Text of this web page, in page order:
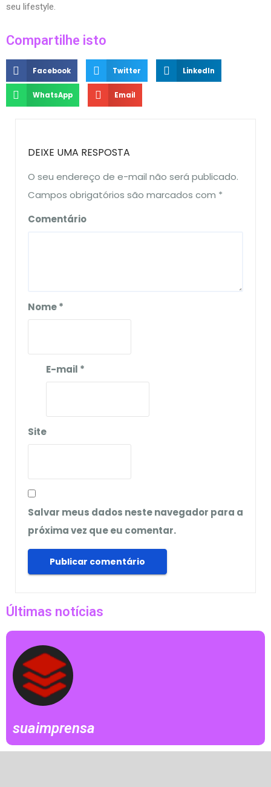
seu lifestyle.
Compartilhe isto
Facebook Twitter LinkedIn
WhatsApp Email
DEIXE UMA RESPOSTA
O seu endereço de e-mail não será publicado.
Campos obrigatórios são marcados com *
Comentário
Nome*
E-mail *
Site
Salvar meus dados neste navegador para a
próxima vez que eu comentar.
Últimas notícias
suaimprensa